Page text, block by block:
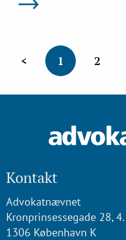
< 1 2
Kontakt
Advokatnævnet
Kronprinsessegade 28,
1306 København K